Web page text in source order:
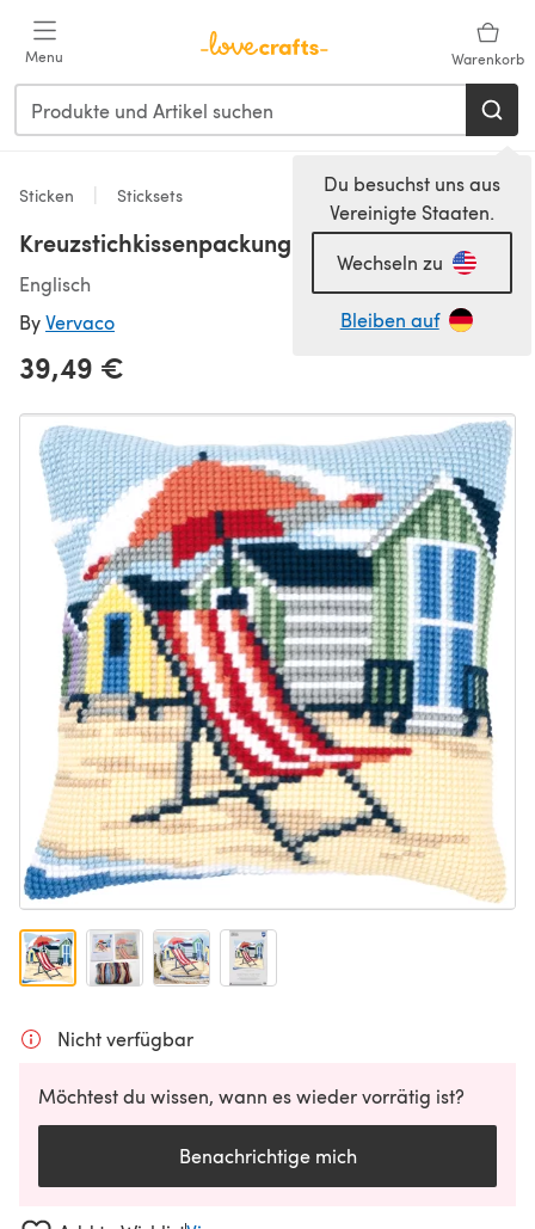
Menu Warenkorb
Du besuchst uns aus
Vereinigte Staaten.
Wechseln zu
Bleiben auf
Sticken Sticksets
Kreuzstichkissenpackung Am Strand
Englisch
ByVervaco
39,49 €
Nicht verfügbar
Möchtest du wissen, wann es wieder vorrätig ist?
Benachrichtige mich